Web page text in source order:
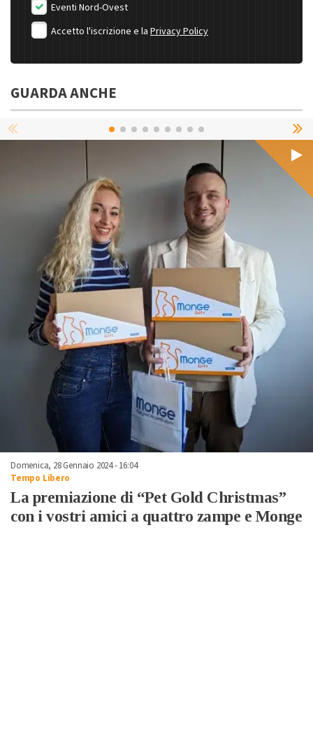
Eventi Nord-Ovest
Accetto l'iscrizione e la Privacy Policy
GUARDA ANCHE
Domenica, 28 Gennaio 2024 - 16:04
Tempo Libero
La premiazione di “Pet Gold Christmas”
con i vostri amici a quattro zampe e Monge